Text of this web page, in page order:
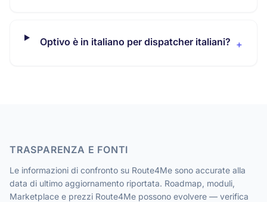
Optivo è in italiano per dispatcher italiani? +
TRASPARENZA E FONTI
Le informazioni di confronto su Route4Me sono accurate alla
data di ultimo aggiornamento riportata. Roadmap, moduli,
Marketplace e prezzi Route4Me possono evolvere — verifica